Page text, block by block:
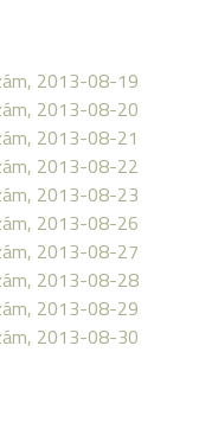
2013-08-19
2013-08-20
2013-08-21
2013-08-22
2013-08-23
2013-08-26
2013-08-27
2013-08-28
2013-08-29
2013-08-30